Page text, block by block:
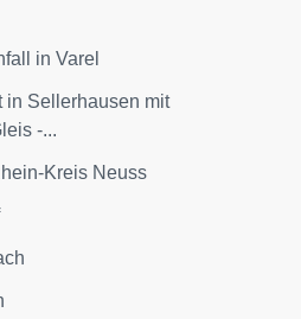
in Varel
in Sellerhausen mit
-...
Kreis Neuss